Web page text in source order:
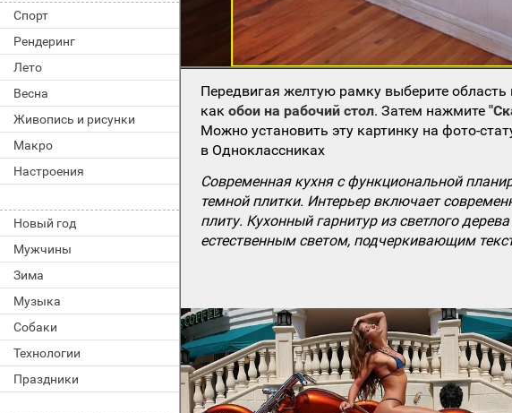
Спорт
Рендеринг
Лето
Весна
Живопись и рисунки
Макро
Настроения
Новый год
Мужчины
Зима
Музыка
Собаки
Технологии
Праздники
Передвигая желтую рамку выберите
какобои на рабочий стол. Затем нажмите
Можно установить эту картинку на фото-
в Одноклассниках
Современная кухня с функциональной
темной плитки. Интерьер включает
плиту. Кухонный гарнитур из светлого
естественным светом, подчеркивающим